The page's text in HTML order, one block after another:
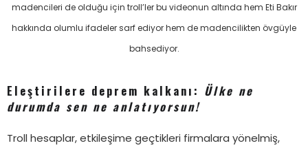
madencileri de olduğu için troll’ler bu videonun altında hem Eti Bakır
hakkında olumlu ifadeler sarf ediyor hem de madencilikten övgüyle
bahsediyor.
Eleştirilere deprem kalkanı: Ülke ne
durumda sen ne anlatıyorsun!
Troll hesaplar, etkileşime geçtikleri firmalara yönelmiş,